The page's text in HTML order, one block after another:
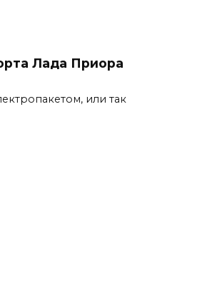
Лада Приора
или так